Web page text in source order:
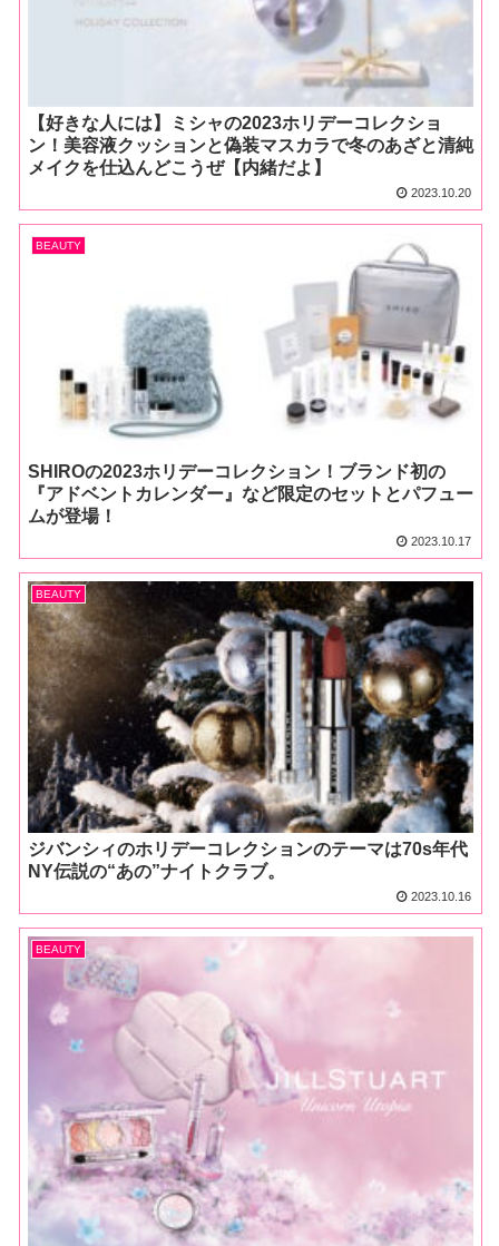
【好きな人には】ミシャの2023ホリデーコレクショ
ン！美容液クッションと偽装マスカラで冬のあざと清純
メイクを仕込んどこうぜ【内緒だよ】
2023.10.20
BEAUTY
SHIROの2023ホリデーコレクション！ブランド初の
『アドベントカレンダー』など限定のセットとパフュー
ムが登場！
2023.10.17
BEAUTY
ジバンシィのホリデーコレクションのテーマは70s年代
NY伝説の“あの”ナイトクラブ。
2023.10.16
BEAUTY